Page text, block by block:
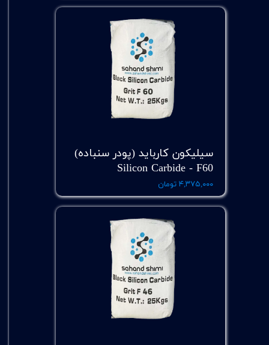
سیلیکون کارباید (پودر سنباده)
Silicon Carbide - F60
۴,۳۷۵,۰۰۰ تومان